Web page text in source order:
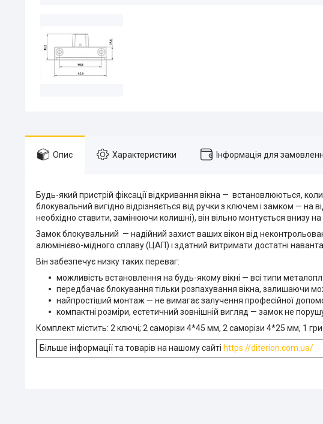
Опис Характеристики Інформація для
Будь-який пристрій фіксації відкривання вікна — встановлюються,
блокувальний вигідно відрізняється від ручки з ключем і замком — на
необхідно ставити, замінюючи колишні), він вільно монтується внизу на
Замок блокувальний — надійний захист ваших вікон від
алюмінієво-мідного сплаву (ЦАП) і здатний витримати достатні
Він забезпечує низку таких переваг:
можливість встановлення на будь-якому вікні — всі типи
передбачає блокування тільки розпахування вікна, залишаючи
найпростіший монтаж — не вимагає залучення професійної
компактні розміри, естетичний зовнішній вигляд — замок не
Комплект містить: 2 ключі; 2 саморізи 4*45 мм, 2 саморізи 4*25 мм, 1
Більше інформації та товарів на нашому сайті https://diterion.com.ua/